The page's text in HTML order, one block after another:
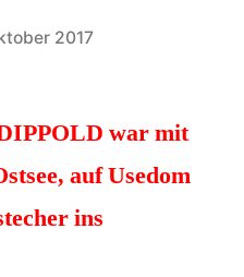
2017
war mit
auf Usedom
ins